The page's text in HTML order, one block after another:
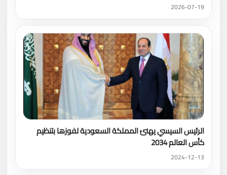
2026-07-19
الرئيس السيسي يهنئ المملكة السعودية لفوزها بتنظيم
كأس العالم 2034
2024-12-13